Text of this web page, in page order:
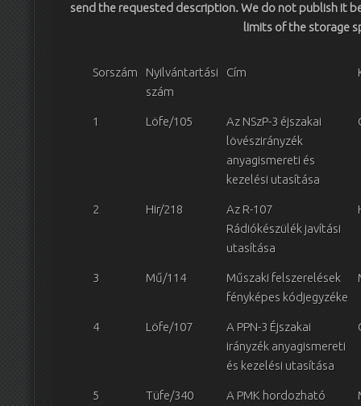
send the requested description. We do not publish it
limits of the storage
Sorszám
Nyilvántartási
szám
Cím
1 Löfe/105
Az NSzP-3 éjszakai
lövészirányzék
anyagismereti és
kezelési utasítása
2 Hir/218
Az R-107
Rádiókészülék javítási
utasítása
3 Mű/114
Műszaki felszerelések
fényképes kódjegyzéke
4 Löfe/107
A PPN-3 Éjszakai
irányzék anyagismereti
és kezelési utasítása
5 Tüfe/340
A PMK hordozható